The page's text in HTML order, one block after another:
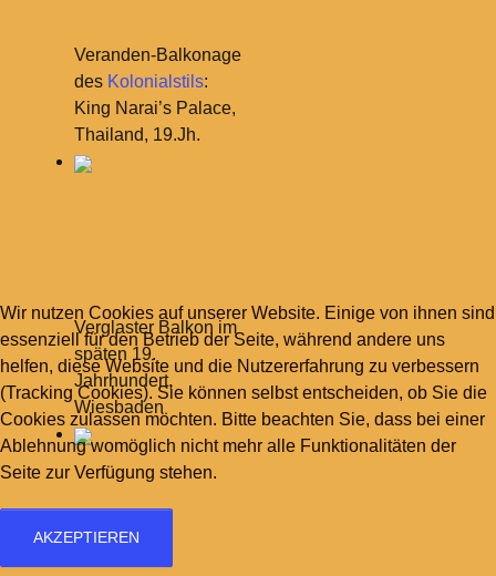
Veranden-Balkonage
des Kolonialstils:
King Narai’s Palace,
Thailand, 19.Jh.
Verglaster Balkon im
späten 19.
Jahrhundert,
Wiesbaden
Wir nutzen Cookies auf unserer Website. Einige von ihnen sind
essenziell für den Betrieb der Seite, während andere uns
helfen, diese Website und die Nutzererfahrung zu verbessern
(Tracking Cookies). Sie können selbst entscheiden, ob Sie die
Cookies zulassen möchten. Bitte beachten Sie, dass bei einer
Ablehnung womöglich nicht mehr alle Funktionalitäten der
Seite zur Verfügung stehen.
AKZEPTIEREN